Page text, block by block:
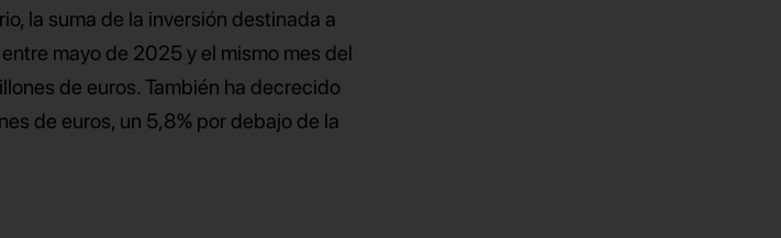
la suma de la inversión destinada a
mayo de 2025 y el mismo mes del
de euros. También ha decrecido
de euros, un 5,8% por debajo de la